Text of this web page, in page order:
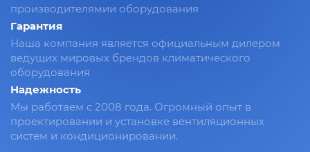
производителямии оборудования
Гарантия
Наша компания является официальным дилером
ведущих мировых брендов климатического
оборудования
Надежность
Мы работаем с 2008 года. Огромный опыт в
проектировании и установке вентиляционных
систем и кондиционировании.